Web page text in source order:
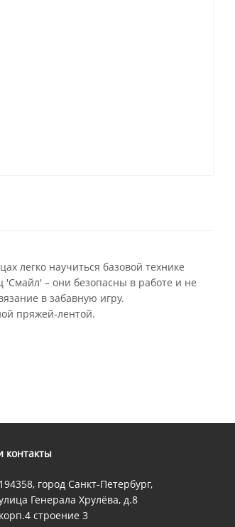
легко научиться базовой технике
'Смайл' – они безопасны в работе и не
в забавную игру.
пряжей-лентой.
контакты
194358, город Санкт-Петербург,
Генерала Хрулёва, д.8
корп.4 строение 3